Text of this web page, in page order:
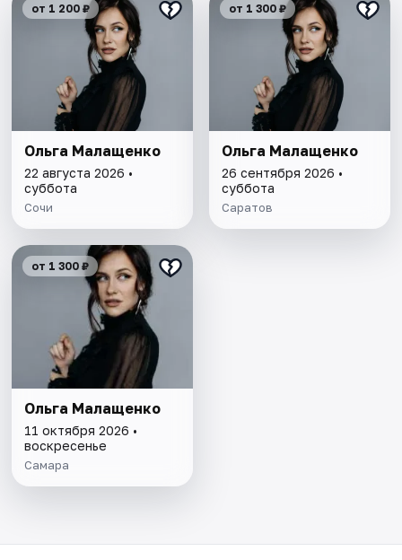
от 1 200 ₽
Ольга Малащенко
22 августа 2026 •
суббота
Сочи
от 1 300 ₽
Ольга Малащенко
26 сентября 2026 •
суббота
Саратов
от 1 300 ₽
Ольга Малащенко
11 октября 2026 •
воскресенье
Самара